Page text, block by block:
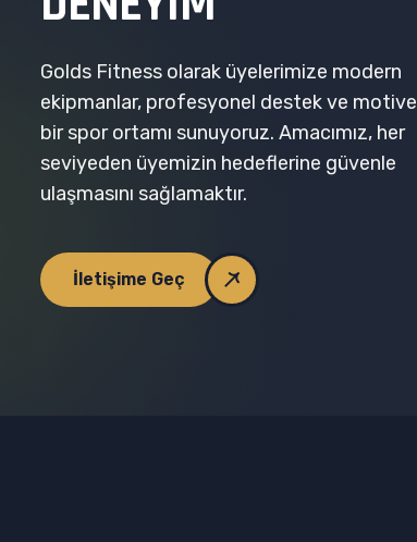
Golds Fitness olarak üyelerimize modern
ekipmanlar, profesyonel destek ve
bir spor ortamı sunuyoruz. Amacımız, her
seviyeden üyemizin hedeflerine güvenle
ulaşmasını sağlamaktır.
İletişime Geç